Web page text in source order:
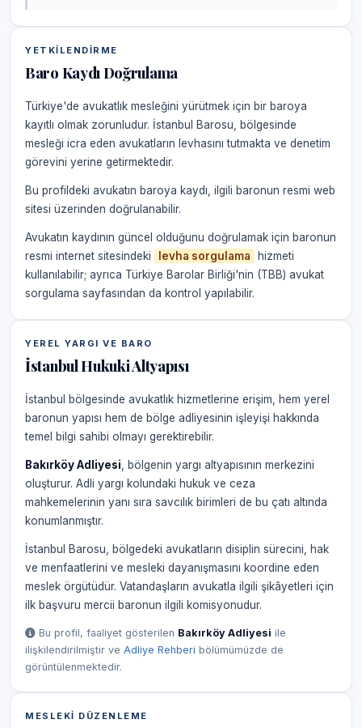
YETKILENDIRME
Baro Kaydı Doğrulama
Türkiye'de avukatlık mesleğini yürütmek için bir baroya
kayıtlı olmak zorunludur. İstanbul Barosu, bölgesinde
mesleği icra eden avukatların levhasını tutmakta ve denetim
görevini yerine getirmektedir.
Bu profildeki avukatın baroya kaydı, ilgili baronun resmi web
sitesi üzerinden doğrulanabilir.
Avukatın kaydının güncel olduğunu doğrulamak için baronun
resmi internet sitesindeki
levha sorgulama
hizmeti
kullanılabilir; ayrıca Türkiye Barolar Birliği'nin (TBB) avukat
sorgulama sayfasından da kontrol yapılabilir.
YEREL YARGI VE BARO
İstanbul Hukuki Altyapısı
İstanbul bölgesinde avukatlık hizmetlerine erişim, hem yerel
baronun yapısı hem de bölge adliyesinin işleyişi hakkında
temel bilgi sahibi olmayı gerektirebilir.
Bakırköy Adliyesi , bölgenin yargı altyapısının merkezini
oluşturur. Adli yargı kolundaki hukuk ve ceza
mahkemelerinin yanı sıra savcılık birimleri de bu çatı altında
konumlanmıştır.
İstanbul Barosu, bölgedeki avukatların disiplin sürecini, hak
ve menfaatlerini ve mesleki dayanışmasını koordine eden
meslek örgütüdür. Vatandaşların avukatla ilgili şikâyetleri için
ilk başvuru mercii baronun ilgili komisyonudur.
Bu profil, faaliyet gösterilen Bakırköy Adliyesi ile
ilişkilendirilmiştir ve Adliye Rehberi bölümümüzde de
görüntülenmektedir.
MESLEKI DÜZENLEME